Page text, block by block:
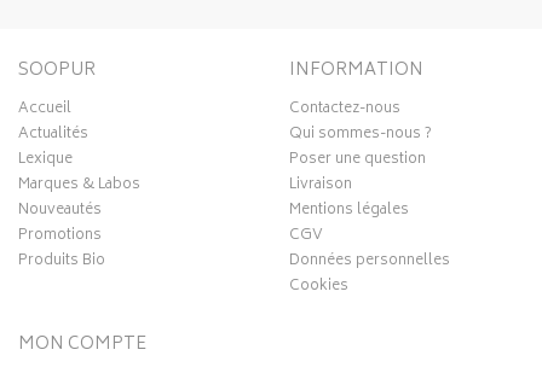
SOOPUR
Accueil
Actualités
Lexique
Marques & Labos
Nouveautés
Promotions
Produits Bio
INFORMATION
Contactez-nous
Qui sommes-nous ?
Poser une question
Livraison
Mentions légales
CGV
Données personnelles
Cookies
MON COMPTE